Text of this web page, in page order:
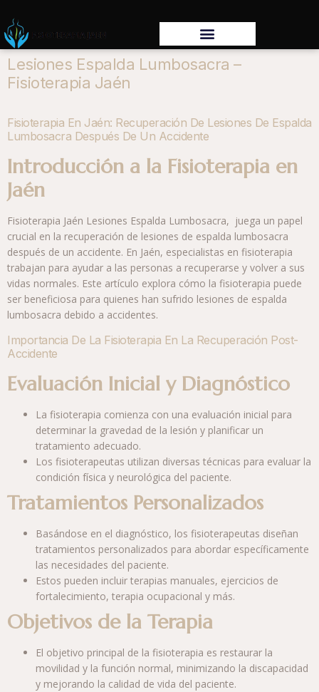
Lesiones Espalda Lumbosacra –
Fisioterapia Jaén
Fisioterapia En Jaén: Recuperación De Lesiones De Espalda
Lumbosacra Después De Un Accidente
Introducción a la Fisioterapia en
Jaén
Fisioterapia Jaén Lesiones Espalda Lumbosacra, juega un papel
crucial en la recuperación de lesiones de espalda lumbosacra
después de un accidente. En Jaén, especialistas en fisioterapia
trabajan para ayudar a las personas a recuperarse y volver a sus
vidas normales. Este artículo explora cómo la fisioterapia puede
ser beneficiosa para quienes han sufrido lesiones de espalda
lumbosacra debido a accidentes.
Importancia De La Fisioterapia En La Recuperación Post-
Accidente
Evaluación Inicial y Diagnóstico
La fisioterapia comienza con una evaluación inicial para
determinar la gravedad de la lesión y planificar un
tratamiento adecuado.
Los fisioterapeutas utilizan diversas técnicas para evaluar la
condición física y neurológica del paciente.
Tratamientos Personalizados
Basándose en el diagnóstico, los fisioterapeutas diseñan
tratamientos personalizados para abordar específicamente
las necesidades del paciente.
Estos pueden incluir terapias manuales, ejercicios de
fortalecimiento, terapia ocupacional y más.
Objetivos de la Terapia
El objetivo principal de la fisioterapia es restaurar la
movilidad y la función normal, minimizando la discapacidad
y mejorando la calidad de vida del paciente.